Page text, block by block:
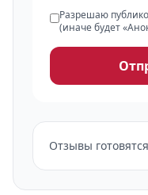
Разрешаю
(иначе будет
Отзывы